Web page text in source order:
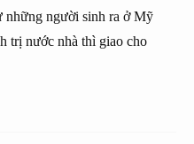
những người sinh ra ở Mỹ
trị nước nhà thì giao cho